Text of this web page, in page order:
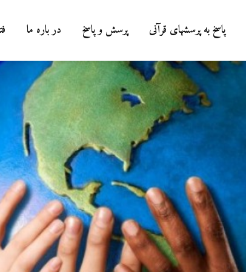
پاسخ به پرسشهای قرآنی پرسش و پاسخ در باره ما
درباره سنگ زدن به
شیطان و دویدن مردان
میان صفا و مروه
20 جولای 2026